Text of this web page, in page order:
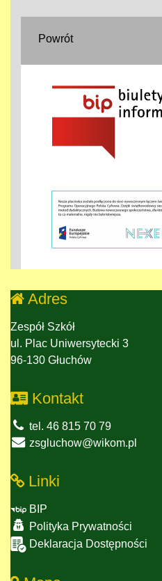
Powrót
Adres
Zespół Szkół
ul. Plac Uniwersytecki 3
96-130 Głuchów
Kontakt
tel. 46 815 70 79
zsgluchow@wikom.pl
Linki
BIP
Polityka Prywatności
Deklaracja Dostępności